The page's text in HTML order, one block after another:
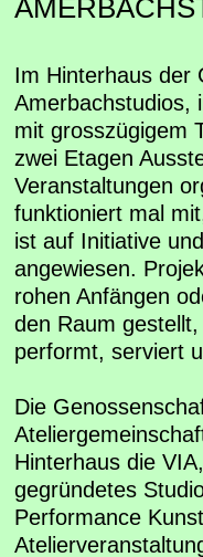
Im Hinterhaus der
Amerbachstudios,
mit grosszügigem
zwei Etagen
Veranstaltungen
funktioniert mal
ist auf Initiative
angewiesen.
rohen Anfängen
den Raum
performt, serviert
Die
Hinterhaus die
gegründetes
Performance